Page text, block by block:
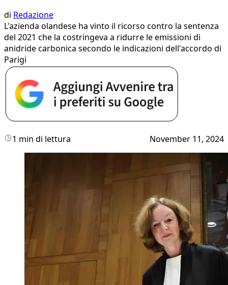
di Redazione
L'azienda olandese ha vinto il ricorso contro la sentenza
del 2021 che la costringeva a ridurre le emissioni di
anidride carbonica secondo le indicazioni dell'accordo di
Parigi
1 min di lettura November 11, 2024